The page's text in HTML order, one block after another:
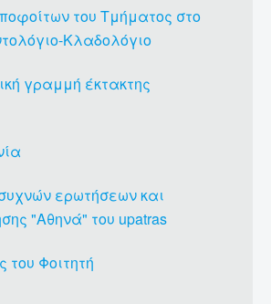
του Τμήματος στο
Κλαδολόγιο
γραμμή έκτακτης
ερωτήσεων και
"Αθηνά" του upatras
του Φοιτητή